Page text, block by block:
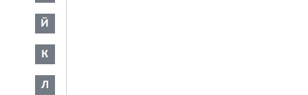
Й
К
Л